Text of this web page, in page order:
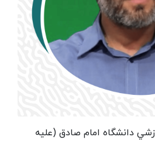
دانشگاه امام صادق (عليه